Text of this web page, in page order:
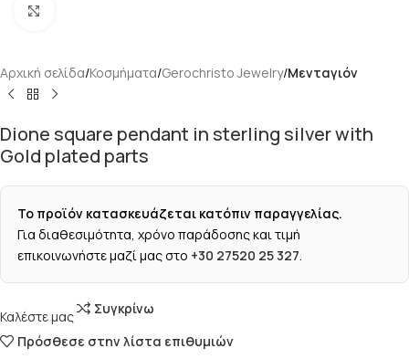
Αρχική σελίδα Κοσμήματα Gerochristo Jewelry Μενταγιόν
Dione square pendant in sterling silver with
Gold plated parts
Το προϊόν κατασκευάζεται κατόπιν παραγγελίας.
Για διαθεσιμότητα, χρόνο παράδοσης και τιμή
επικοινωνήστε μαζί μας στο +30 27520 25 327.
Καλέστε μας
Συγκρίνω
Πρόσθεσε στην λίστα επιθυμιών